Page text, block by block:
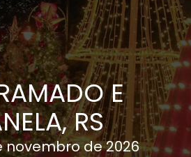
E
RS
novembro de 2026